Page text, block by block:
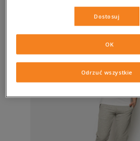
MLB, m.in. z drużyną New York Yankees.
Dostosuj
Odrzuć wszystkie
OK